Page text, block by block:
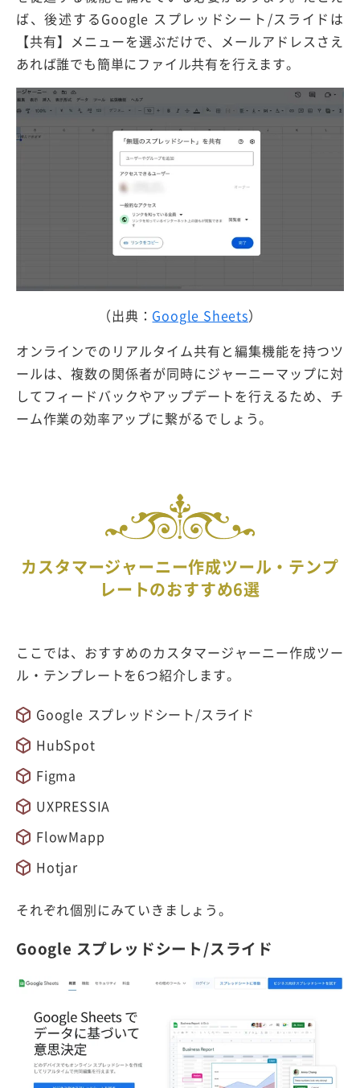
ば、後述するGoogle スプレッドシート/スライドは
【共有】メニューを選ぶだけで、メールアドレスさえ
あれば誰でも簡単にファイル共有を行えます。
（出典： Google Sheets）
オンラインでのリアルタイム共有と編集機能を持つツ
ールは、複数の関係者が同時にジャーニーマップに対
してフィードバックやアップデートを行えるため、チ
ーム作業の効率アップに繋がるでしょう。
カスタマージャーニー作成ツール・テンプ
レートのおすすめ6選
ここでは、おすすめのカスタマージャーニー作成ツー
ル・テンプレートを6つ紹介します。
Google スプレッドシート/スライド
HubSpot
Figma
UXPRESSIA
FlowMapp
Hotjar
それぞれ個別にみていきましょう。
Google スプレッドシート/スライド